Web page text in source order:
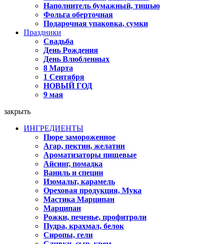
Наполнитель бумажный, тишью
Фольга оберточная
Подарочная упаковка, сумки
Праздники
Свадьба
День Рождения
День Влюбленных
8 Марта
1 Сентября
НОВЫЙ ГОД
9 мая
закрыть
ИНГРЕДИЕНТЫ
Пюре замороженное
Агар, пектин, желатин
Ароматизаторы пищевые
Айсинг, помадка
Ваниль и специи
Изомальт, карамель
Ореховая продукция, Мука
Мастика Марципан
Марципан
Рожки, печенье, профитроли
Пудра, крахмал, белок
Сиропы, гели